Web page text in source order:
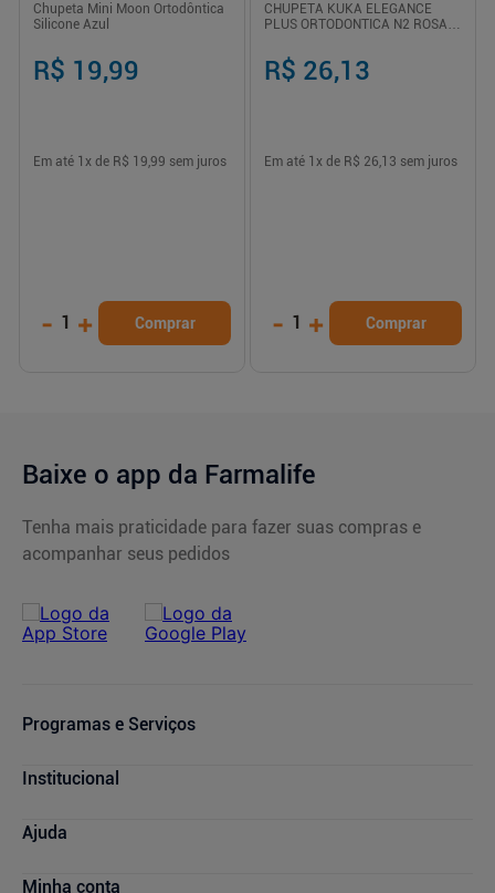
Chupeta Mini Moon Ortodôntica
Silicone Azul
R$ 19,99
Em até 1 x de R$ 19,99 sem juros
- 1 + Comprar
CHUPETA KUKA ELEGANCE
PLUS ORTODONTICA N2 ROSA
R$ 26,13
Em até 1 x de R$ 26,13 sem juros
- 1 + Comprar
Baixe o app da Farmalife
Tenha mais praticidade para fazer suas compras e
acompanhar seus pedidos
Programas e Serviços
Serviços Farmacêuticos
Cupons de Desconto
Bem + Farmalife
Institucional
Nossas Lojas
Trabalhe Conosco
Ajuda
Compras e Pedidos
Minha conta